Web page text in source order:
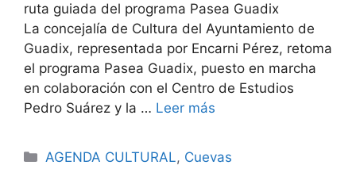
ruta guiada del programa Pasea Guadix
La concejalía de Cultura del Ayuntamiento de
Guadix, representada por Encarni Pérez, retoma
el programa Pasea Guadix, puesto en marcha
en colaboración con el Centro de Estudios
Pedro Suárez y la … Leer más
Categorías
AGENDA CULTURAL, Cuevas